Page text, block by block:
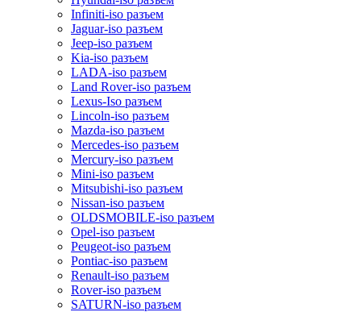
Infiniti-iso разъем
Jaguar-iso разъем
Jeep-iso разъем
Kia-iso разъем
LADA-iso разъем
Land Rover-iso разъем
Lexus-Iso разъем
Lincoln-iso разъем
Mazda-iso разъем
Mercedes-iso разъем
Mercury-iso разъем
Mini-iso разъем
Mitsubishi-iso разъем
Nissan-iso разъем
OLDSMOBILE-iso разъем
Opel-iso разъем
Peugeot-iso разъем
Pontiac-iso разъем
Renault-iso разъем
Rover-iso разъем
SATURN-iso разъем